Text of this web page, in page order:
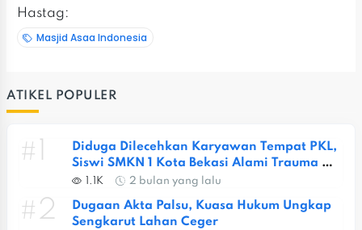
Hastag:
Masjid Asaa Indonesia
ATIKEL POPULER
#1
Diduga Dilecehkan Karyawan Tempat PKL,
Siswi SMKN 1 Kota Bekasi Alami Trauma
Berat
1.1K 2 bulan yang lalu
#2
Dugaan Akta Palsu, Kuasa Hukum Ungkap
Sengkarut Lahan Ceger